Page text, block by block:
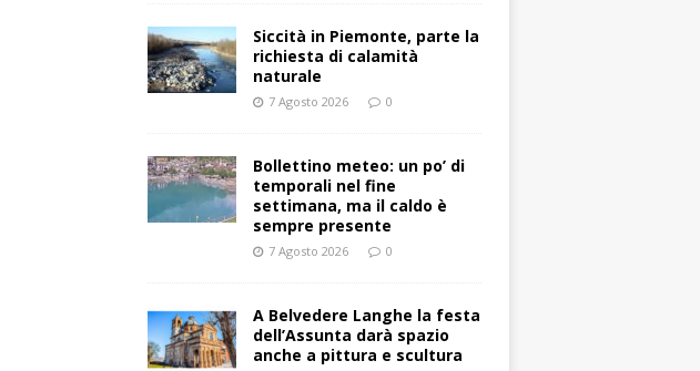
Siccità in Piemonte, parte la
richiesta di calamità
naturale
7 Agosto 2026 0
Bollettino meteo: un po’ di
temporali nel fine
settimana, ma il caldo è
sempre presente
7 Agosto 2026 0
A Belvedere Langhe la festa
dell’Assunta darà spazio
anche a pittura e scultura